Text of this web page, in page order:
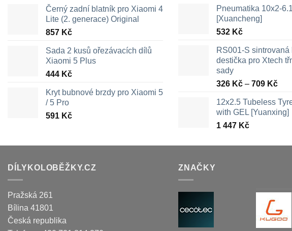
Černý zadní blatník pro Xiaomi 4
Lite (2. generace) Original
857 Kč
Sada 2 kusů ořezávacích dílů
Xiaomi 5 Plus
444 Kč
Kryt bubnové brzdy pro Xiaomi 5
/ 5 Pro
591 Kč
Pneumatika 10x2-6.1
[Xuancheng]
532 Kč
RS001-S sintrovaná
destička pro Xtech
sady
326 Kč – 709 Kč
až
12x2.5 Tubeless
with GEL [Yuanxing]
1 447 Kč
DÍLYKOLOBĚŽKY.CZ
Pražská 261
Bílina 41801
Česká republika
ZNAČKY